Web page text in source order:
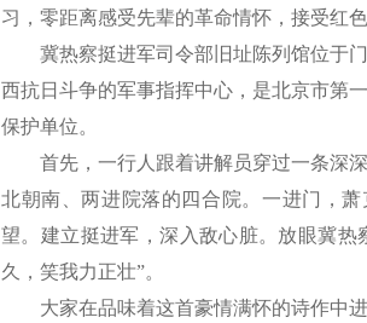
习，零距离感受先辈的革命情怀，接受红
冀热察挺进军司令部旧址陈列馆位于门
西抗日斗争的军事指挥中心，是北京市第
保护单位。
首先，一行人跟着讲解员穿过一条深
北朝南、两进院落的四合院。一进门，
望。建立挺进军，深入敌心脏。放眼冀
久，笑我力正壮”。
大家在品味着这首豪情满怀的诗作中进